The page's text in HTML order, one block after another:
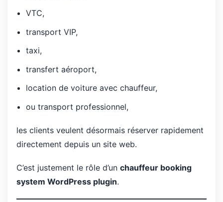
VTC,
transport VIP,
taxi,
transfert aéroport,
location de voiture avec chauffeur,
ou transport professionnel,
les clients veulent désormais réserver rapidement
directement depuis un site web.
C’est justement le rôle d’un chauffeur booking
system WordPress plugin.